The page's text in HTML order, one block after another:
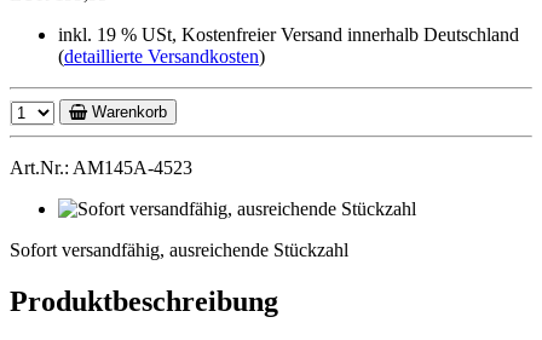
inkl. 19 % USt, Kostenfreier Versand innerhalb Deutschland
(detaillierte Versandkosten)
Warenkorb
Art.Nr.: AM145A-4523
Sofort versandfähig, ausreichende Stückzahl
Produktbeschreibung